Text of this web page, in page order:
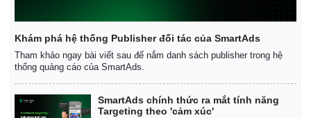
Khám phá hệ thống Publisher đối tác của SmartAds
Tham khảo ngay bài viết sau để nắm danh sách publisher trong hệ
thống quảng cáo của SmartAds.
SmartAds chính thức ra mắt tính năng
Targeting theo 'cảm xúc'